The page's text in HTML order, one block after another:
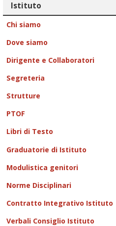
Istituto
Chi siamo
Dove siamo
Dirigente e Collaboratori
Segreteria
Strutture
PTOF
Libri di Testo
Graduatorie di Istituto
Modulistica genitori
Norme Disciplinari
Contratto Integrativo Istituto
Verbali Consiglio Istituto